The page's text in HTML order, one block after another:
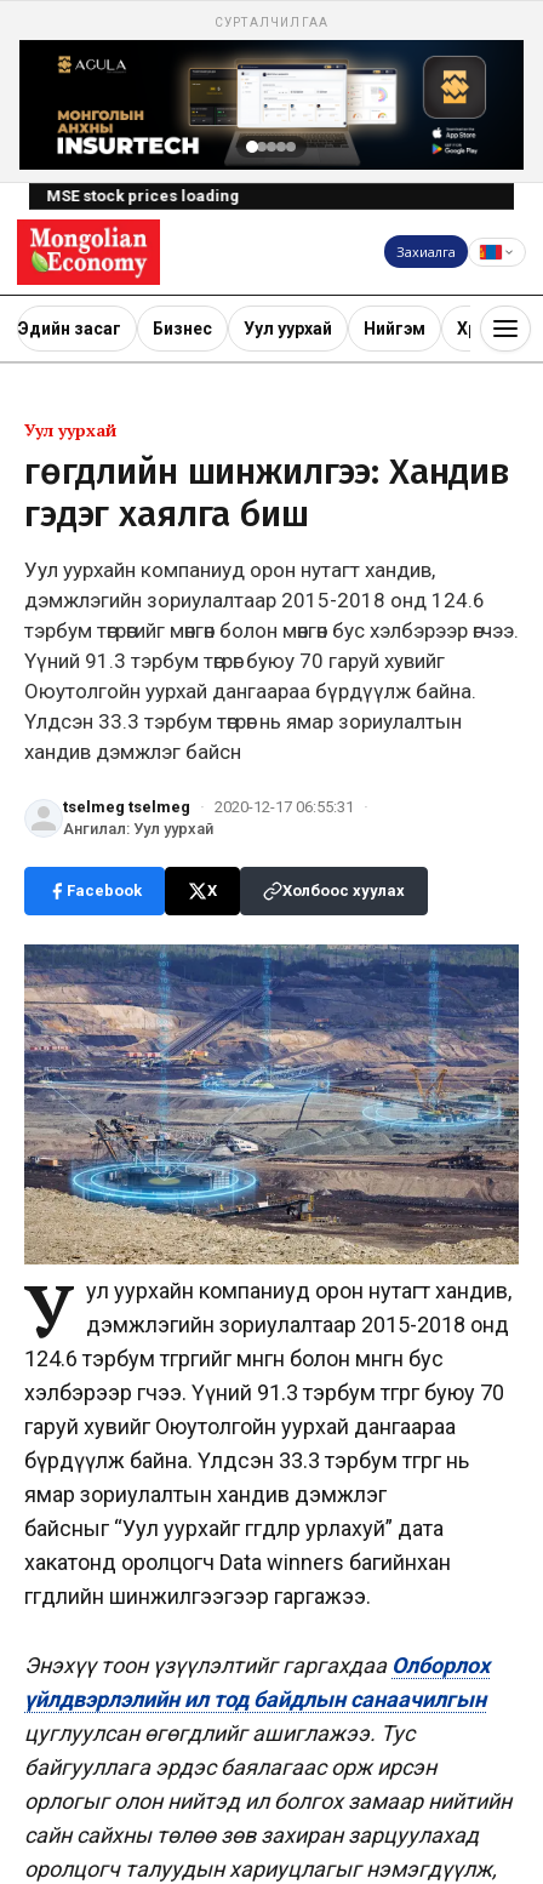
СУРТАЛЧИЛГАА
MSE stock prices loading
Захиалга
Эдийн засаг Бизнес Уул уурхай Нийгэм Хөрөнгө
Уул уурхай
Өгөгдлийн шинжилгээ: Хандив
гэдэг хаялга биш
Уул уурхайн компаниуд орон нутагт хандив,
дэмжлэгийн зориулалтаар 2015-2018 онд 124.6
тэрбум төгрөгийг мөнгөн болон мөнгөн бус хэлбэрээр өгчээ.
Үүний 91.3 тэрбум төгрөг буюу 70 гаруй хувийг
Оюутолгойн уурхай дангаараа бүрдүүлж байна.
Үлдсэн 33.3 тэрбум төгрөг нь ямар зориулалтын
хандив дэмжлэг байсн
tselmeg tselmeg · 2020-12-17 06:55:31
·
Ангилал: Уул уурхай
Facebook X Холбоос хуулах
У ул уурхайн компаниуд орон нутагт хандив,
дэмжлэгийн зориулалтаар 2015-2018 онд
124.6 тэрбум төгрөгийг мөнгөн болон мөнгөн бус
хэлбэрээр өгчээ. Үүний 91.3 тэрбум төгрөг буюу 70
гаруй хувийг Оюутолгойн уурхай дангаараа
бүрдүүлж байна. Үлдсэн 33.3 тэрбум төгрөг нь
ямар зориулалтын хандив дэмжлэг
байсныг “Уул уурхайг өгөгдлөөр урлахуй” дата
хакатонд оролцогч Data winners багийнхан
өгөгдлийн шинжилгээгээр гаргажээ.
Энэхүү тоон үзүүлэлтийг гаргахдаа Олборлох
үйлдвэрлэлийн ил тод байдлын санаачилгын
цуглуулсан өгөгдлийг ашиглажээ. Тус
байгууллага эрдэс баялагаас орж ирсэн
орлогыг олон нийтэд ил болгох замаар нийтийн
сайн сайхны төлөө зөв захиран зарцуулахад
оролцогч талуудын хариуцлагыг нэмэгдүүлж,